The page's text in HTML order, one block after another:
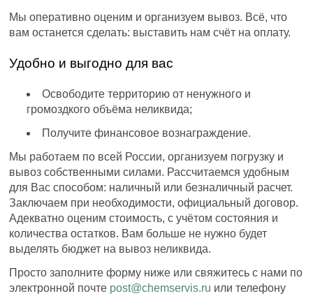
Мы оперативно оценим и организуем вывоз. Всё, что
вам останется сделать: выставить нам счёт на оплату.
Удобно и выгодно для вас
Освободите территорию от ненужного и
громоздкого объёма неликвида;
Получите финансовое вознаграждение.
Мы работаем по всей России, организуем погрузку и
вывоз собственными силами. Рассчитаемся удобным
для Вас способом: наличный или безналичный расчет.
Заключаем при необходимости, официальный договор.
Адекватно оценим стоимость, с учётом состояния и
количества остатков. Вам больше не нужно будет
выделять бюджет на вывоз неликвида.
Просто заполните форму ниже или свяжитесь с нами по
электронной почте post@chemservis.ru или телефону